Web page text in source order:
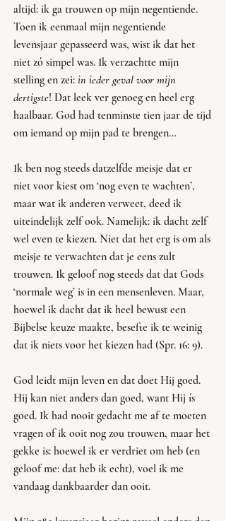
altijd: ik ga trouwen op mijn negentiende.
Toen ik eenmaal mijn negentiende
levensjaar gepasseerd was, wist ik dat het
niet zó simpel was. Ik verzachtte mijn
stelling en zei: in ieder geval voor mijn
dertigste! Dat leek ver genoeg en heel erg
haalbaar. God had tenminste tien jaar de tijd
om iemand op mijn pad te brengen…
Ik ben nog steeds datzelfde meisje dat er
niet voor kiest om ‘nog even te wachten’,
maar wat ik anderen verweet, deed ik
uiteindelijk zelf ook. Namelijk: ik dacht zelf
wel even te kiezen. Niet dat het erg is om als
meisje te verwachten dat je eens zult
trouwen. Ik geloof nog steeds dat dat Gods
‘normale weg’ is in een mensenleven. Maar,
hoewel ik dacht dat ik heel bewust een
Bijbelse keuze maakte, besefte ik te weinig
dat ik niets voor het kiezen had (Spr. 16: 9).
God leidt mijn leven en dat doet Hij goed.
Hij kan niet anders dan goed, want Hij ís
goed. Ik had nooit gedacht me af te moeten
vragen of ik ooit nog zou trouwen, maar het
gekke is: hoewel ik er verdriet om heb (en
geloof me: dat heb ik echt), voel ik me
vandaag dankbaarder dan ooit.